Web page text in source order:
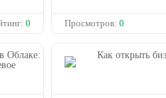
0 Просмотров: 0
Облаке:
Как открыть